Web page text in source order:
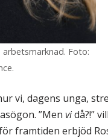
Foto:
vi, dagens unga,
”Men vidå?!”
framtiden erbjöd